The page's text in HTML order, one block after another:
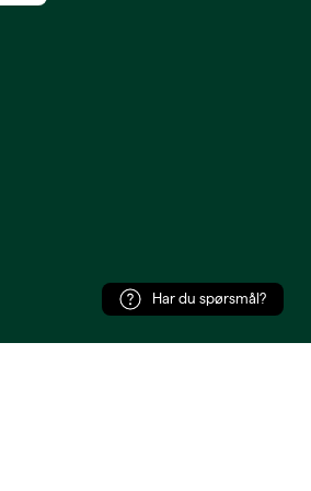
Har du spørsmål?